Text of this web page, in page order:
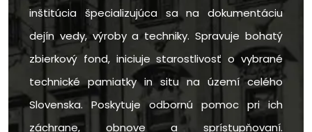
inštitúcia špecializujúca sa na dokumentáciu
dejín vedy, výroby a techniky. Spravuje bohatý
zbierkový fond, iniciuje starostlivosť o vybrané
technické pamiatky in situ na území celého
Slovenska. Poskytuje odbornú pomoc pri ich
záchrane, obnove a sprístupňovaní.